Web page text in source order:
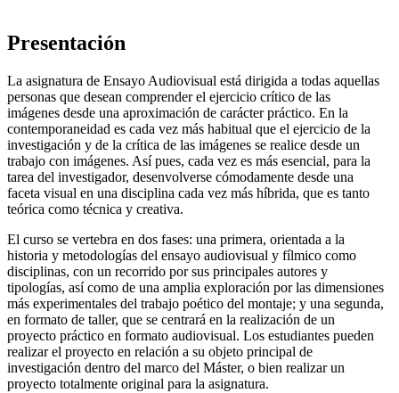
Presentación
La asignatura de Ensayo Audiovisual está dirigida a todas aquellas
personas que desean comprender el ejercicio crítico de las
imágenes desde una aproximación de carácter práctico. En la
contemporaneidad es cada vez más habitual que el ejercicio de la
investigación y de la crítica de las imágenes se realice desde un
trabajo con imágenes. Así pues, cada vez es más esencial, para la
tarea del investigador, desenvolverse cómodamente desde una
faceta visual en una disciplina cada vez más híbrida, que es tanto
teórica como técnica y creativa.
El curso se vertebra en dos fases: una primera, orientada a la
historia y metodologías del ensayo audiovisual y fílmico como
disciplinas, con un recorrido por sus principales autores y
tipologías, así como de una amplia exploración por las dimensiones
más experimentales del trabajo poético del montaje; y una segunda,
en formato de taller, que se centrará en la realización de un
proyecto práctico en formato audiovisual. Los estudiantes pueden
realizar el proyecto en relación a su objeto principal de
investigación dentro del marco del Máster, o bien realizar un
proyecto totalmente original para la asignatura.